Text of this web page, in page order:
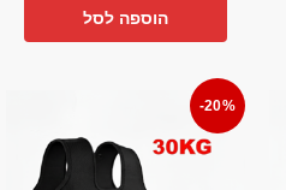
הוספה לסל
-20%